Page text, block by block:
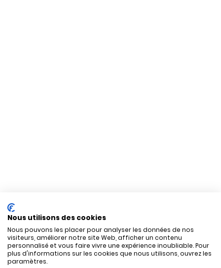
Nous utilisons des cookies
Nous pouvons les placer pour analyser les données de nos
visiteurs, améliorer notre site Web, afficher un contenu
personnalisé et vous faire vivre une expérience inoubliable. Pour
plus d'informations sur les cookies que nous utilisons, ouvrez les
paramètres.